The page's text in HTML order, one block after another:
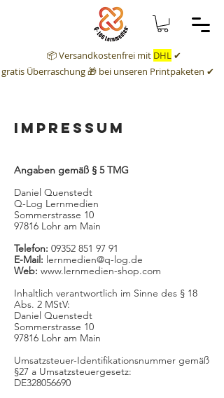
📦 Versandkostenfrei mit DHL ✔
gratis Überraschung🎁 bei unseren Printpaketen ✔
Impressum
Angaben gemäß § 5 TMG
Daniel Quenstedt
Q-Log Lernmedien
Sommerstrasse 10
97816 Lohr am Main
Telefon: 09352 851 97 91
E-Mail: lernmedien@q-log.de
Web: www.lernmedien-shop.com
Inhaltlich verantwortlich im Sinne des § 18
Abs. 2 MStV:
Daniel Quenstedt
Sommerstrasse 10
97816 Lohr am Main
Umsatzsteuer-Identifikationsnummer gemäß
§27 a Umsatzsteuergesetz:
DE328056690